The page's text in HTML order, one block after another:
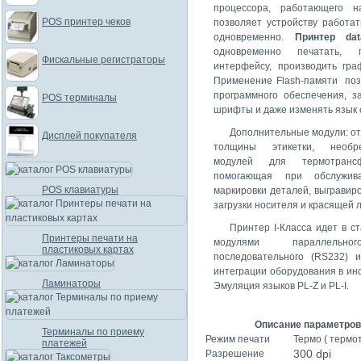
процессора,
позволяет устройству
одновременно.
Принтер
одновременно
интерфейсу, производить
Применение Flash-памяти
программного обеспечения,
шрифты и даже изменять
Дополнительные модули:
толщины этикетки,
модулей для
помогающая при
маркировки деталей,
загрузки носителя и красящей
Принтер I-Класса идет в
модулями
последовательного (RS232)
интеграции оборудования в
Эмуляция языков PL-Z и PL-I.
Описание
Режим печати
Термо (
Разрешение
300 dpi
POS принтер чеков
Фискальные регистраторы
POS терминалы
Дисплей покупателя
POS клавиатуры
Принтеры печати на
пластиковых картах
Ламинаторы
Терминалы по приему
платежей